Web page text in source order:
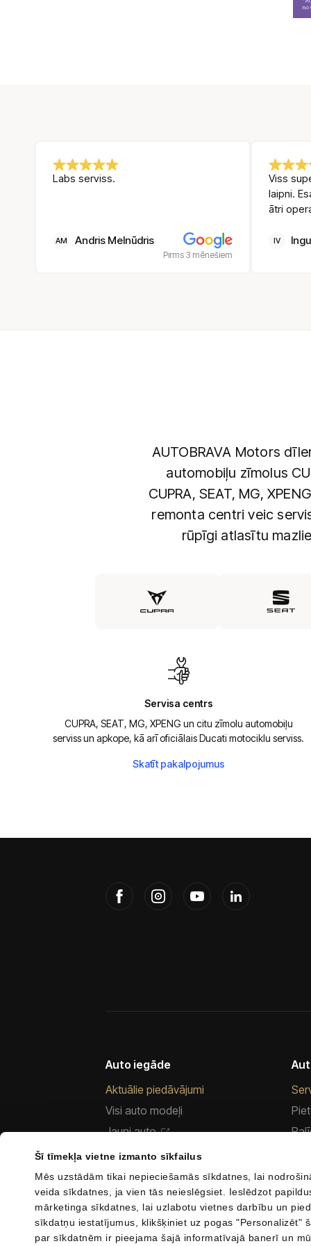
Šī tīmekļa vietne izmanto sīkfailus
Mēs uzstādām tikai nepieciešamās sīkdatnes, lai
veida sīkdatnes, ja vien tās neieslēgsiet. Ieslēdzot
mārketinga sīkdatnes, lai uzlabotu vietnes darbību un
sīkdatņu iestatījumus, klikšķiniet uz pogas "Personalizēt"
par sīkdatnēm ir pieejama šajā informatīvajā banerī un
Labs serviss.
AM Andris Melnūdris
Pirms 3 mēnešiem
Viss
laipni.
ātri
IV
AUTOBRAVA Motors
automobiļu zīmolus
CUPRA, SEAT, MG,
remonta centri veic
rūpīgi atlasītu
Servisa centrs
CUPRA, SEAT, MG, XPENG un citu zīmolu automobiļu
serviss un apkope, kā arī oficiālais Ducati motociklu serviss.
Skatīt pakalpojumus
Auto iegāde
Aktuālie piedāvājumi
Visi auto modeļi
Jauni auto
Mazlietoti auto
CUPRA abonēšana
Finansēt auto
Apdrošināt auto
Uzņēmumiem